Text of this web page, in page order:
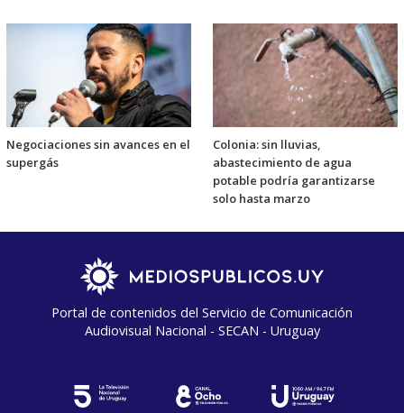
Negociaciones sin avances en el
supergás
Colonia: sin lluvias,
abastecimiento de agua
potable podría garantizarse
solo hasta marzo
Portal de contenidos del Servicio de Comunicación
Audiovisual Nacional - SECAN - Uruguay